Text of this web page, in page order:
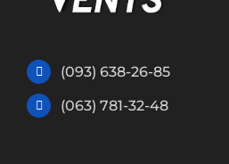
(093) 638-26-85
(063) 781-32-48